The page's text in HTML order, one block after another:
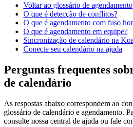
Voltar ao glossário de agendamento
O que é detecção de conflitos?
O que é agendamento com fuso
O que é agendamento em equipe?
Sincronização de calendário na
Conecte seu calendário na ajuda
Perguntas frequentes
de calendário
As respostas abaixo correspondem ao
glossário de calendário e agendamento.
consulte nossa central de ajuda ou fale